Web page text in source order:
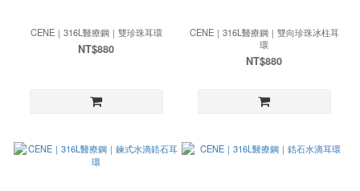
CENE｜316L醫療鋼｜雙珍珠耳環
NT$880
CENE｜316L醫療鋼｜雙向珍珠冰柱耳
環
NT$880